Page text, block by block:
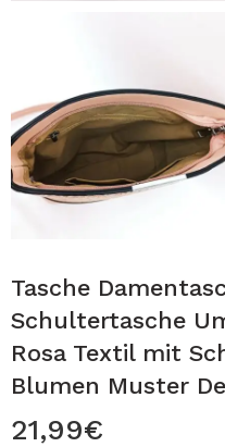
Tasche
Schultertasche
Rosa Textil mit
Blumen Muster
21,99€